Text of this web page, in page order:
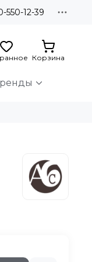
550-12-39
Корзина